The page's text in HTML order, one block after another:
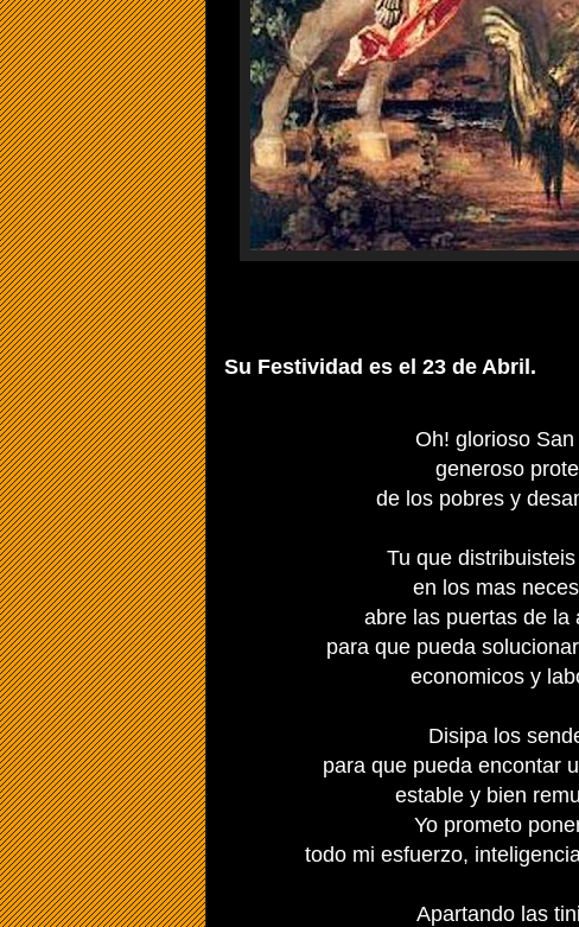
Su Festividad es el 23 de Abril.
Oh! glorioso
generoso
de los pobres y
Tu que
en los mas
abre las puertas de la
para que pueda
economicos y
Disipa los
para que pueda encontar
estable y bien
Yo prometo
todo mi esfuerzo,
Apartando las